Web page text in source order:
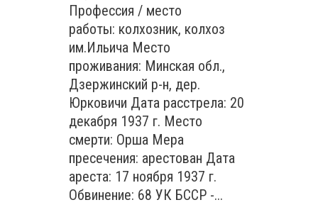
Профессия / место
работы: колхозник, колхоз
им.Ильича Место
проживания: Минская обл.,
Дзержинский р-н, дер.
Юрковичи Дата расстрела: 20
декабря 1937 г. Место
смерти: Орша Мера
пресечения: арестован Дата
ареста: 17 ноября 1937 г.
Обвинение: 68 УК БССР -...